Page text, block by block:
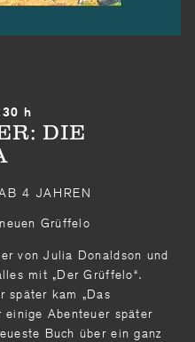
h
DIE
4 JAHREN
Grüffelo
von Julia Donaldson und
mit „Der Grüf­felo“.
später kam „Das
einige Abenteuer später
Buch über ein ganz